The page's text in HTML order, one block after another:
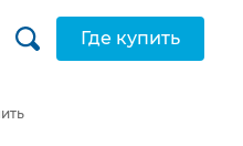
Где купить